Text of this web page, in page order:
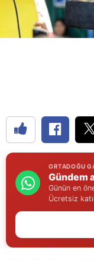
ORTADOĞU
Gündem
Günün en
Ücretsiz